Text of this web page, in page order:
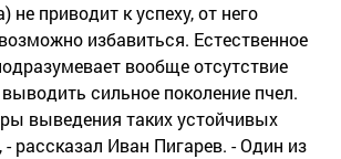
не приводит к успеху, от него
избавиться. Естественное
вообще отсутствие
сильное поколение пчел.
выведения таких устойчивых
- рассказал Иван Пигарев. - Один из